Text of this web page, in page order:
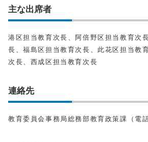
主な出席者
港区担当教育次長、阿倍野区担当教育次
長、福島区担当教育次長、此花区担当教
次長、西成区担当教育次長
連絡先
教育委員会事務局総務部教育政策課（電